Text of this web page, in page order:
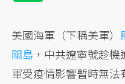
美國海軍（下稱美軍）
關島 ，中共遼寧號趁
軍受疫情影響暫時無法